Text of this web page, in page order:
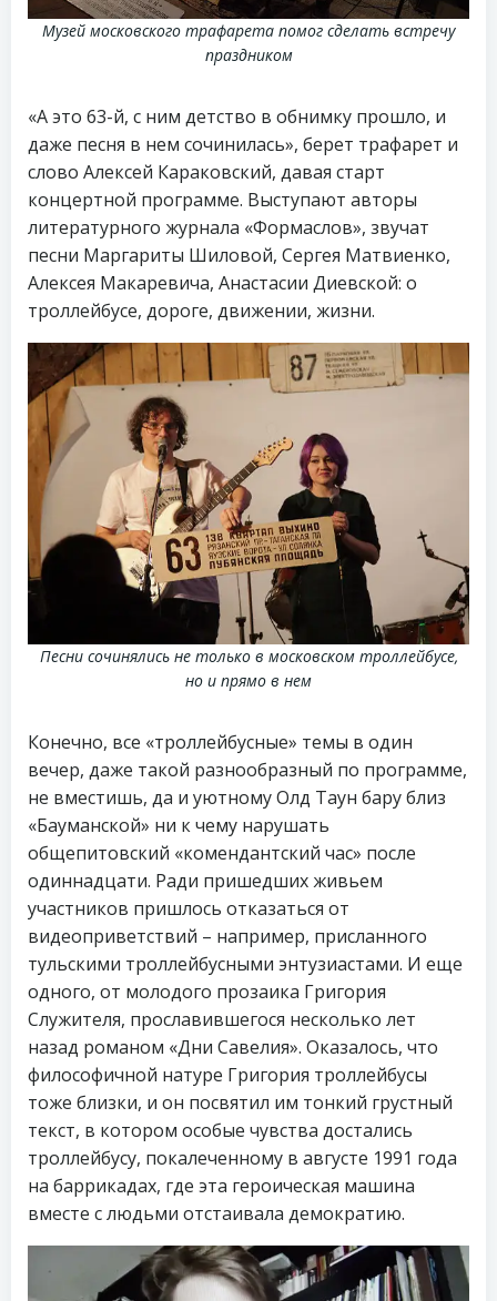
Музей московского трафарета помог сделать встречу
праздником
«А это 63-й, с ним детство в обнимку прошло, и
даже песня в нем сочинилась», берет трафарет и
слово Алексей Караковский, давая старт
концертной программе. Выступают авторы
литературного журнала «Формаслов», звучат
песни Маргариты Шиловой, Сергея Матвиенко,
Алексея Макаревича, Анастасии Диевской: о
троллейбусе, дороге, движении, жизни.
Песни сочинялись не только в московском троллейбусе,
но и прямо в нем
Конечно, все «троллейбусные» темы в один
вечер, даже такой разнообразный по программе,
не вместишь, да и уютному Олд Таун бару близ
«Бауманской» ни к чему нарушать
общепитовский «комендантский час» после
одиннадцати. Ради пришедших живьем
участников пришлось отказаться от
видеоприветствий – например, присланного
тульскими троллейбусными энтузиастами. И еще
одного, от молодого прозаика Григория
Служителя, прославившегося несколько лет
назад романом «Дни Савелия». Оказалось, что
философичной натуре Григория троллейбусы
тоже близки, и он посвятил им тонкий грустный
текст, в котором особые чувства достались
троллейбусу, покалеченному в августе 1991 года
на баррикадах, где эта героическая машина
вместе с людьми отстаивала демократию.